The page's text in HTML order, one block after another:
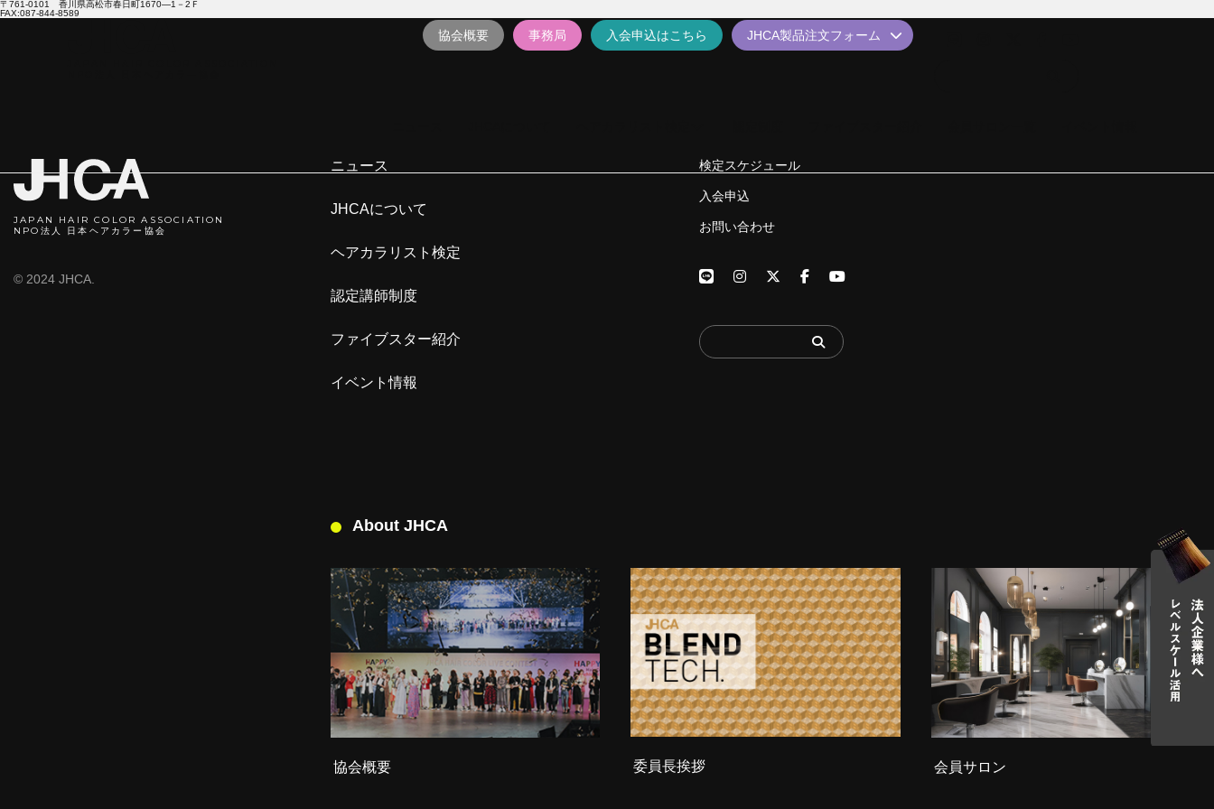
協会概要 事務局 入会申込はこちら JHCA製品注文フォーム
〒761-0101 香川県高松市春日町1670―1－2Ｆ
FAX:087-844-8589
JAPAN HAIR COLOR ASSOCIATION
NPO法人 日本ヘアカラー協会
© 2024 JHCA.
ニュース
JHCAについて
ヘアカラリスト検定
認定講師制度
ファイブスター紹介
イベント情報
検定スケジュール
入会申込
お問い合わせ
About JHCA
協会概要 委員長挨拶 会員サロン